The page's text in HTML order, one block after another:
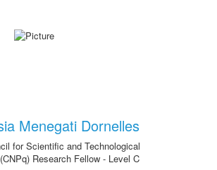
Menegati Dornelles
for Scientific and Technological
Research Fellow - Level C